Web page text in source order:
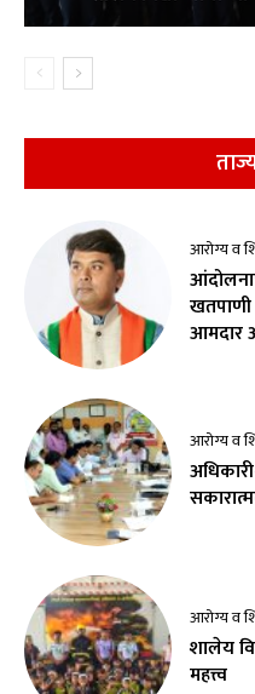
आरोग्य व
आमदार
आरोग्य व
आरोग्य व
शालेय
महत्त्व